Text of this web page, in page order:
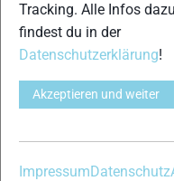
29
Tracking. Alle Infos dazu
findest du in der
Datenschutzerklärung!
Akzeptieren und weiter
ImpressumDatenschutz